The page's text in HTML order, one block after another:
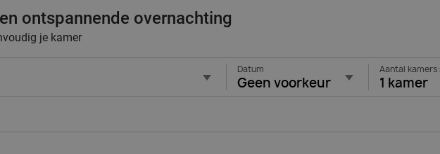
ontspannende overnachting
je kamer
Datum
Geen voorkeur
Aantal kamers:
1 kamer